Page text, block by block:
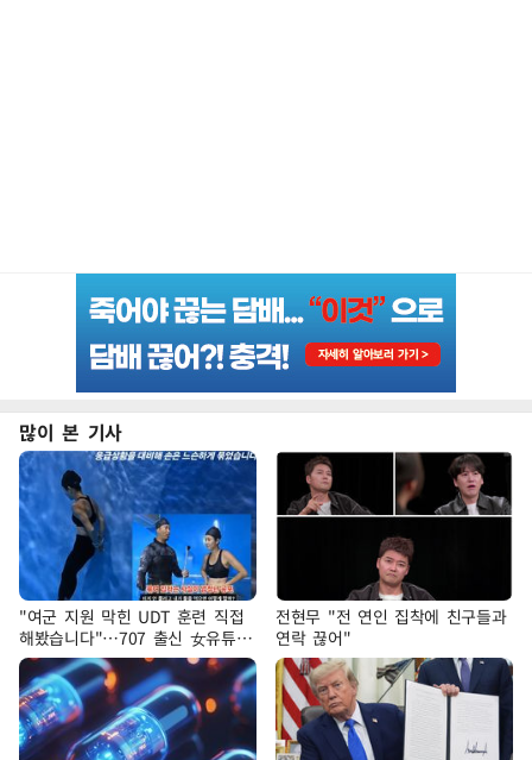
많이 본 기사
"여군 지원 막힌 UDT 훈련 직접
해봤습니다"…707 출신 女유튜버
'완벽 소화'
전현무 "전 연인 집착에 친구들과
연락 끊어"